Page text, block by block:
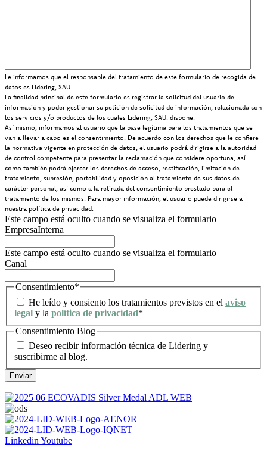
Le informamos que el responsable del tratamiento de este formulario de recogida de
datos es Lidering, SAU.
La finalidad principal de este formulario es registrar la solicitud del usuario de
información y poder gestionar su petición de solicitud de información, relacionada con
los servicios y/o productos de los cuales Lidering, SAU. dispone.
Así mismo, informamos al usuario que la base legítima para los tratamientos que se
van a llevar a cabo es el consentimiento. De acuerdo con los derechos que le confiere
la normativa vigente en protección de datos, el usuario podrá dirigirse a la autoridad
de control competente para presentar la reclamación que considere oportuna, así
como también podrá ejercer los derechos de acceso, rectificación, limitación de
tratamiento, supresión, portabilidad y oposición al tratamiento de sus datos de
carácter personal, así como a la retirada del consentimiento prestado para el
tratamiento de los mismos. Para mayor información, el usuario puede dirigirse a
nuestra política de privacidad.
Este campo está oculto cuando se visualiza el formulario
EmpresaInterna
Este campo está oculto cuando se visualiza el formulario
Canal
Consentimiento*
He leído y consiento los tratamientos previstos en el aviso
legal y la política de privacidad*
Consentimiento Blog
Deseo recibir información técnica de Lidering y
suscribirme al blog.
Linkedin Youtube